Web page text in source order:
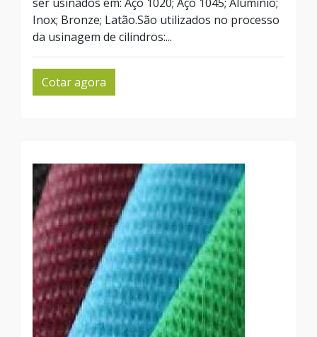
Inox; Bronze; Latão.São utilizados no processo
da usinagem de cilindros:...
Cotar agora